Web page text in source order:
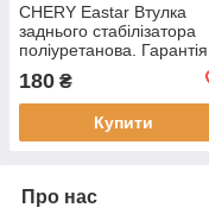
CHERY Eastar Втулка
заднього стабілізатора
поліуретанова. Гарантія
12 місяців! B11-2916013
180 ₴
Купити
Про нас